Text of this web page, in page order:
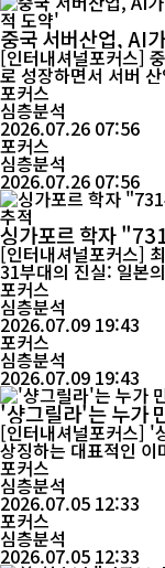
중국 서버산업, AI
반 '질적 도약'
[인터내셔널포커스]
로 성장하면서 서버
고 있는 것으로 나타
넘어선 가운데 고성능
산서비스 등 5대 분야
컴퓨팅 경쟁의 핵심 변수로
'2025 중국 ...
포커스
심층분석
2026.07.26 07:56
포커스
심층분석
2026.07.26 07:56
싱가포르 학자
진 기록 추적
[인터내셔널포커스]
31부대의 진실: 일본
다. 이 다큐멘터리는
병사와 세균전 피해자
의 생체실험과 세균전
포커스
심층분석
2026.07.09 19:43
포커스
심층분석
2026.07.09 19:43
'샹그릴라'는 누가
[인터내셔널포커스] '
상징하는 대표적인
는 이러한 이미지가
과 식민주의 시대의
이어지고 있다. 중국
회의 시각이 사실보다
포커스
심층분석
2026.07.05 12:33
포커스
심층분석
2026.07.05 12:33